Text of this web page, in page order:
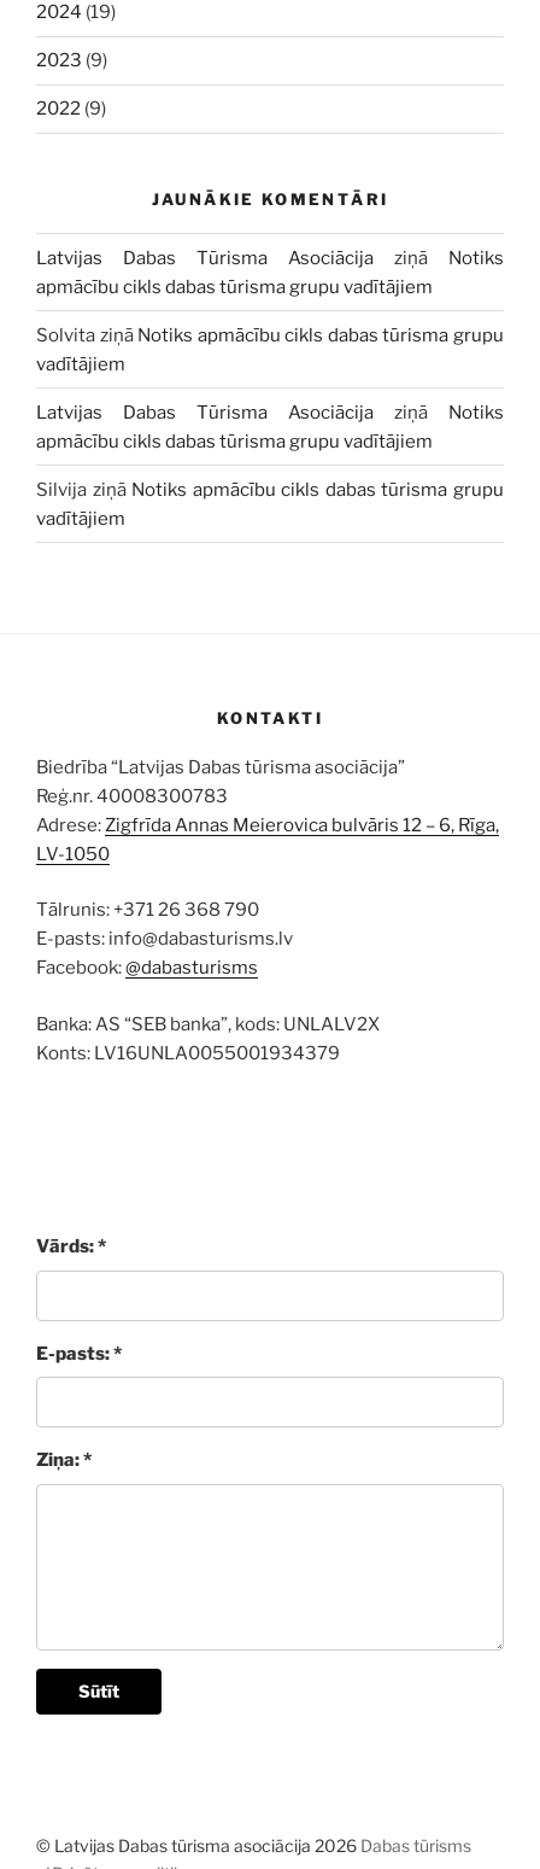
2024 (19)
2023 (9)
2022 (9)
JAUNĀKIE KOMENTĀRI
Latvijas Dabas Tūrisma Asociācija ziņā Notiks
apmācību cikls dabas tūrisma grupu vadītājiem
Solvita ziņā Notiks apmācību cikls dabas tūrisma grupu
vadītājiem
Latvijas Dabas Tūrisma Asociācija ziņā Notiks
apmācību cikls dabas tūrisma grupu vadītājiem
Silvija ziņā Notiks apmācību cikls dabas tūrisma grupu
vadītājiem
KONTAKTI
Biedrība “Latvijas Dabas tūrisma asociācija”
Reģ.nr. 40008300783
Adrese:Zigfrīda Annas Meierovica bulvāris 12 – 6, Rīga,
LV-1050
Tālrunis: +371 26 368 790
E-pasts: info@dabasturisms.lv
Facebook:@dabasturisms
Banka: AS “SEB banka”, kods: UNLALV2X
Konts: LV16UNLA0055001934379
Vārds: *
E-pasts: *
Ziņa: *
Sūtīt
© Latvijas Dabas tūrisma asociācija 2026 Dabas tūrisms